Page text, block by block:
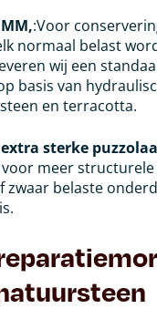
:Voor
normaal belast
wij een
basis van
en terracotta.
sterke
meer
belaste